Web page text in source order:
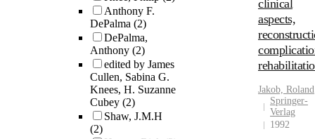
Anthony F.
DePalma (2)
DePalma,
Anthony (2)
edited by James
Cullen, Sabina G.
Knees, H. Suzanne
Cubey (2)
Shaw, J.M.H
(2)
clinical
aspects,
Jakob, Roland
Springer-
Verlag
1992